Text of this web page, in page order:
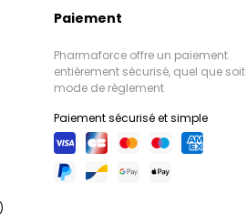
Paiement
Pharmaforce offre un paiement
entièrement sécurisé, quel que soit
mode de règlement
Paiement sécurisé et simple